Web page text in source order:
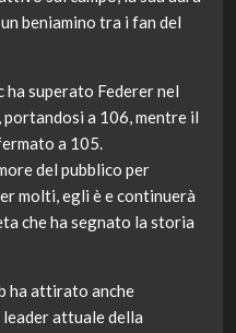
beniamino tra i fan del
superato Federer nel
a 106, mentre il
a 105.
del pubblico per
molti, egli è e continuerà
che ha segnato la storia
ha attirato anche
attuale della